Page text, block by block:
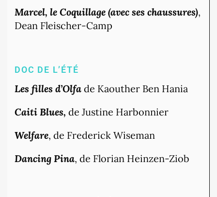
Marcel, le Coquillage (avec ses chaussures),
Dean Fleischer-Camp
DOC DE L’ÉTÉ
Les filles d’Olfa de Kaouther Ben Hania
Caiti Blues, de Justine Harbonnier
Welfare, de Frederick Wiseman
Dancing Pina, de Florian Heinzen-Ziob